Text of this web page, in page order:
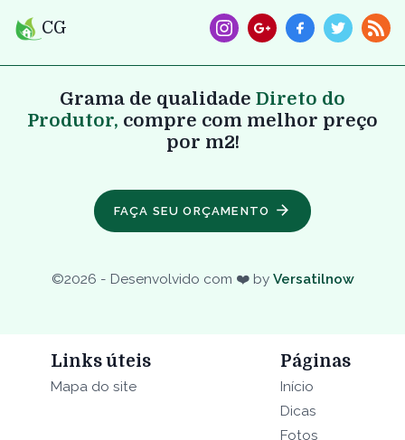
CG
Grama de qualidade Direto do
Produtor, compre com melhor preço
por m2!
FAÇA SEU ORÇAMENTO
©2026 - Desenvolvido com ❤️ by Versatilnow
Links úteis
Mapa do site
Páginas
Início
Dicas
Fotos